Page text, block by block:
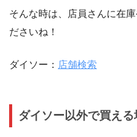
そんな時は、店員さんに在
ださいね！
ダイソー： 店舗検索
ダイソー以外で買える